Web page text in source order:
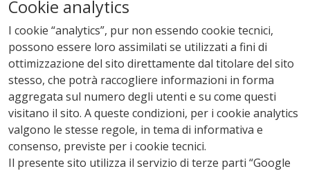
Cookie analytics
I cookie “analytics”, pur non essendo cookie tecnici,
possono essere loro assimilati se utilizzati a fini di
ottimizzazione del sito direttamente dal titolare del sito
stesso, che potrà raccogliere informazioni in forma
aggregata sul numero degli utenti e su come questi
visitano il sito. A queste condizioni, per i cookie analytics
valgono le stesse regole, in tema di informativa e
consenso, previste per i cookie tecnici.
Il presente sito utilizza il servizio di terze parti “Google